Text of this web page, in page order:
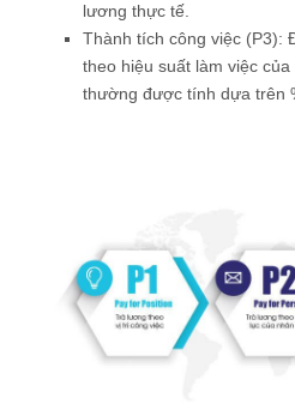
lương thực tế.
Thành tích công việc (P3):
theo hiệu suất làm việc
thường được tính dựa trên